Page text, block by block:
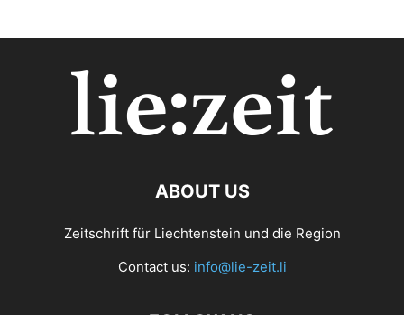
ABOUT US
Zeitschrift für Liechtenstein und die Region
Contact us: info@lie-zeit.li